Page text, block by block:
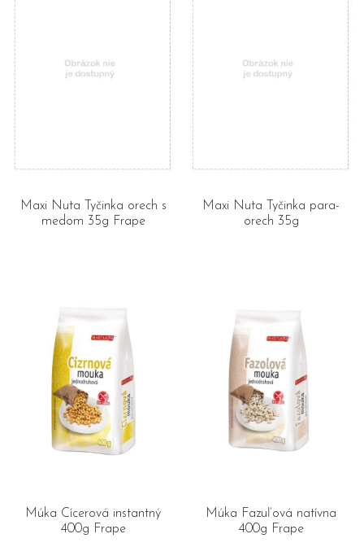
Maxi Nuta Tyčinka orech s
medom 35g Frape
Maxi Nuta Tyčinka para-
orech 35g
Múka Cícerová instantný
400g Frape
Múka Fazuľová natívna
400g Frape